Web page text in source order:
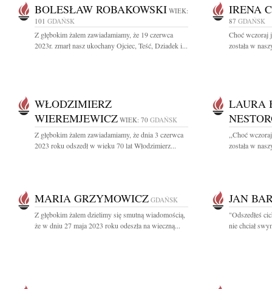
BOLESŁAW ROBAKOWSKI WIEK:
101 GDAŃSK
Z głębokim żalem zawiadamiamy, że 19 czerwca
2023r. zmarł nasz ukochany Ojciec, Teść, Dziadek i...
IRENA
87 GDAŃSK
Choć wczoraj
została w
WŁODZIMIERZ
WIEREMJEWICZ WIEK: 70 GDAŃSK
Z głębokim żalem zawiadamiamy, że dnia 3 czerwca
2023 roku odszedł w wieku 70 lat Włodzimierz...
LAURA
,,Choć
została w
MARIA GRZYMOWICZ GDAŃSK
Z głębokim żalem dzielimy się smutną wiadomością,
że w dniu 27 maja 2023 roku odeszła na wieczną...
JAN
"Odszedłeś
nie chciał